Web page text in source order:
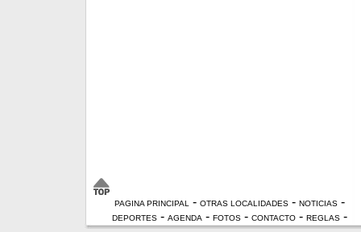
PAGINA PRINCIPAL - OTRAS LOCALIDADES - NOTICIAS -
DEPORTES - AGENDA - FOTOS - CONTACTO - REGLAS -